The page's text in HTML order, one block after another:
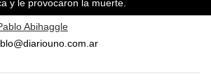
y le provocaron la muerte.
Abihaggle